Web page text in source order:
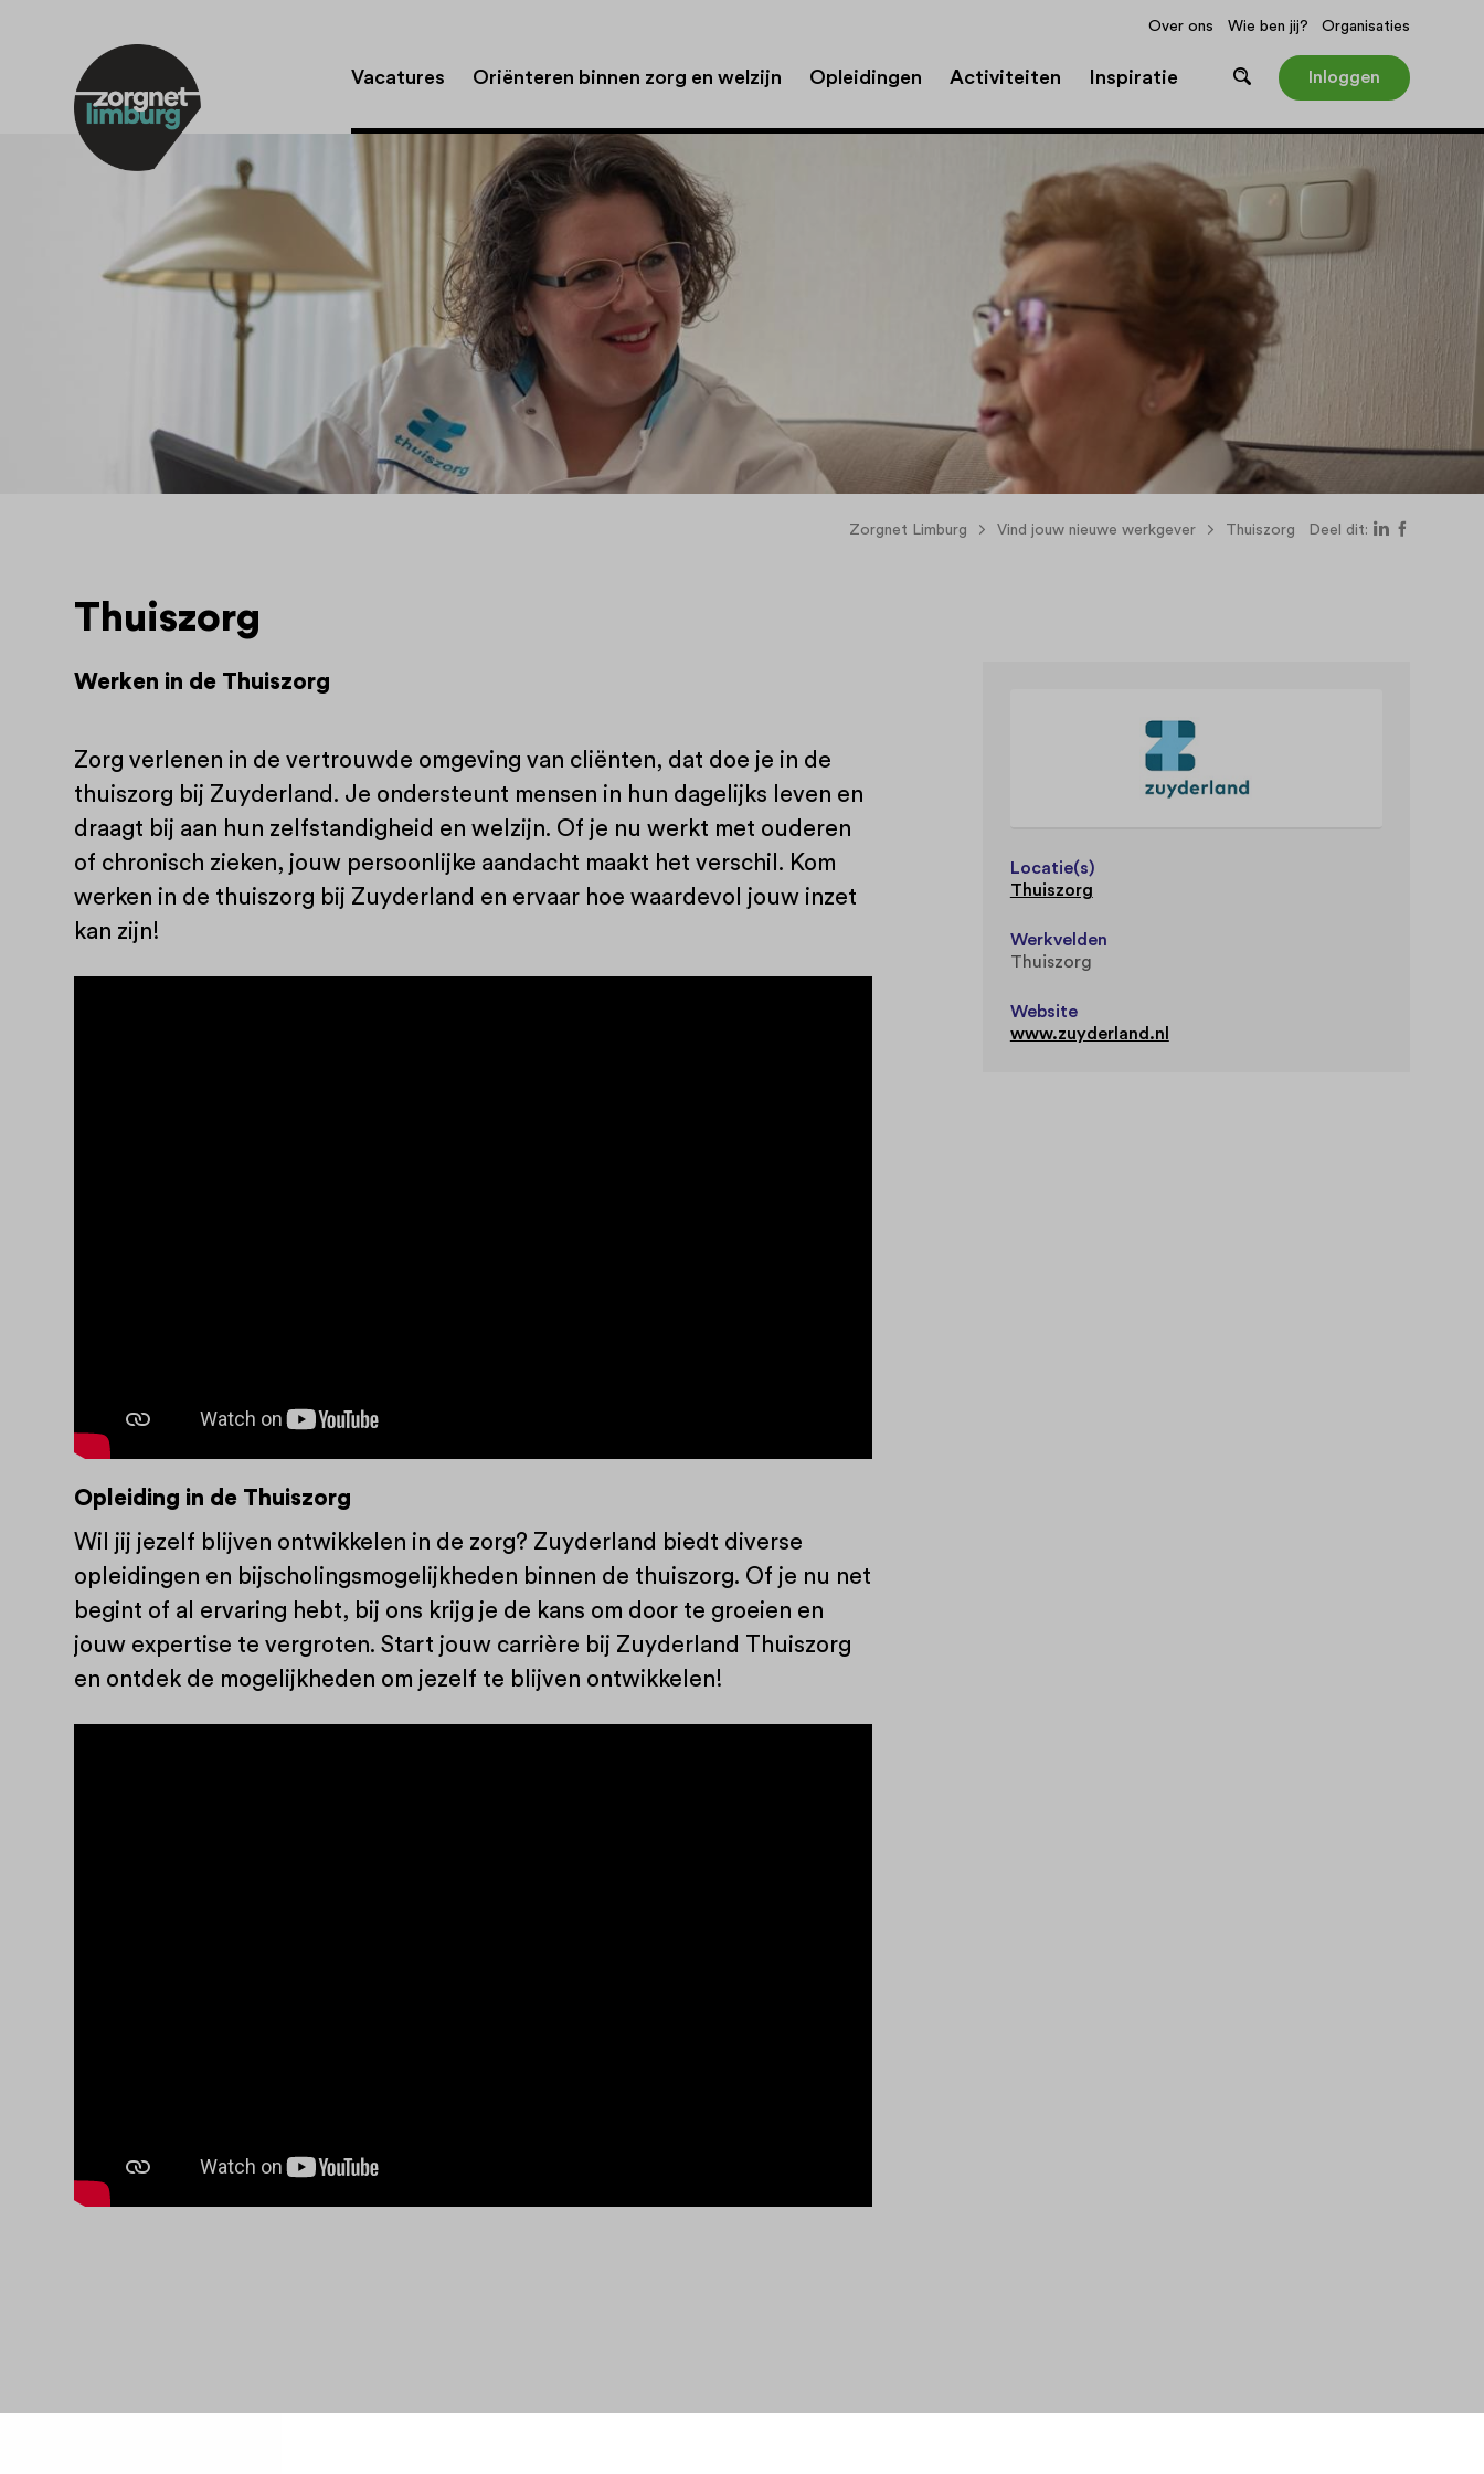
Over ons Wie ben jij? Organisaties
Vacatures Oriënteren binnen zorg en welzijn Opleidingen Activiteiten Inspiratie Inloggen
Zorgnet Limburg Vind jouw nieuwe werkgever Thuiszorg Deel dit:
Thuiszorg
Werken in de Thuiszorg
Zorg verlenen in de vertrouwde omgeving van cliënten, dat doe je in de
thuiszorg bij Zuyderland. Je ondersteunt mensen in hun dagelijks leven en
draagt bij aan hun zelfstandigheid en welzijn. Of je nu werkt met ouderen
of chronisch zieken, jouw persoonlijke aandacht maakt het verschil. Kom
werken in de thuiszorg bij Zuyderland en ervaar hoe waardevol jouw inzet
kan zijn!
Opleiding in de Thuiszorg
Wil jij jezelf blijven ontwikkelen in de zorg? Zuyderland biedt diverse
opleidingen en bijscholingsmogelijkheden binnen de thuiszorg. Of je nu net
begint of al ervaring hebt, bij ons krijg je de kans om door te groeien en
jouw expertise te vergroten. Start jouw carrière bij Zuyderland Thuiszorg
en ontdek de mogelijkheden om jezelf te blijven ontwikkelen!
Locatie(s)
Thuiszorg
Werkvelden
Thuiszorg
Website
www.zuyderland.nl